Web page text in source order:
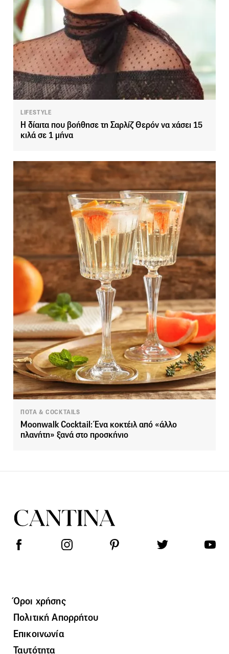
LIFESTYLE
Η δίαιτα που βοήθησε τη Σαρλίζ Θερόν να χάσει 15
κιλά σε 1 μήνα
ΠΟΤΑ & COCKTAILS
Moonwalk Cocktail: Ένα κοκτέιλ από «άλλο
πλανήτη» ξανά στο προσκήνιο
Όροι χρήσης
Πολιτική Απορρήτου
Επικοινωνία
Ταυτότητα